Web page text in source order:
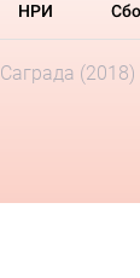
НРИ
Саграда (2018)